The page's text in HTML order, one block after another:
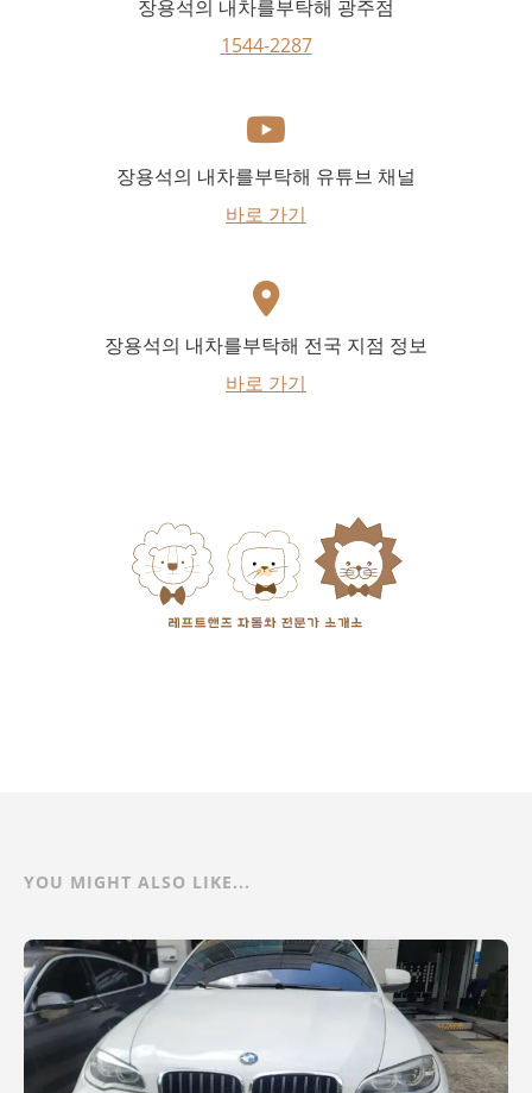
장용석의 내차를부탁해 광주점
1544-2287
장용석의 내차를부탁해 유튜브 채널
바로 가기
장용석의 내차를부탁해 전국 지점 정보
바로 가기
YOU MIGHT ALSO LIKE...